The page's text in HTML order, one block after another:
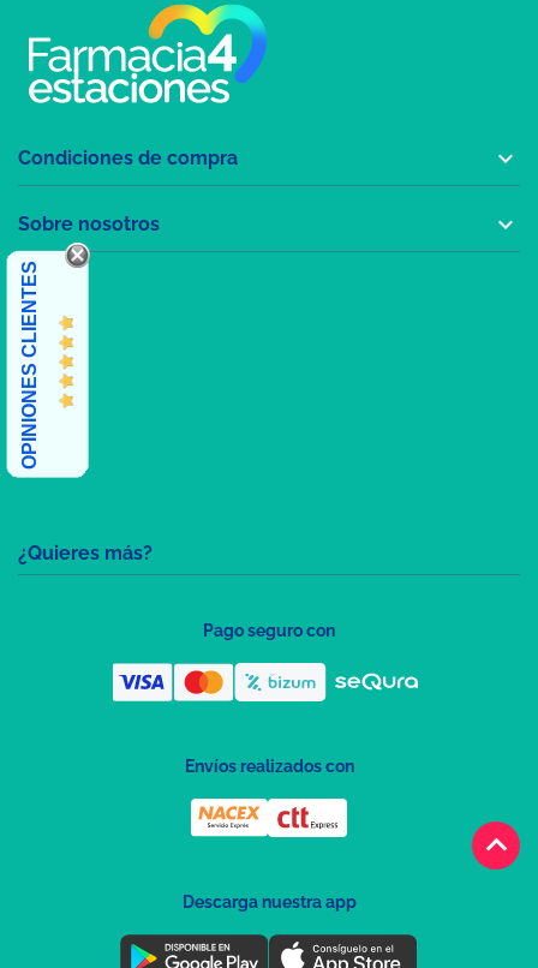
keyboard_arrow_up
¿Quieres más?
Condiciones de compra 
Sobre nosotros 
OPINIONES CLIENTES
Pago seguro con
Envíos realizados con
Descarga nuestra app